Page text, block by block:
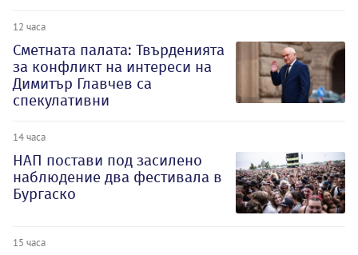
12 часа
Сметната палата: Твърденията
за конфликт на интереси на
Димитър Главчев са
спекулативни
14 часа
НАП постави под засилено
наблюдение два фестивала в
Бургаско
15 часа